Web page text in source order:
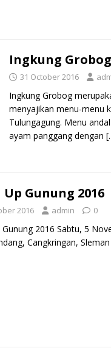
Ingkung Grobog
31 October 2016
Ingkung Grobog
menyajikan menu-menu
Tulungagung. Menu
ayam panggang dengan
Gunung 2016
2016 admin 0
Gunung 2016 Sabtu, 5
Cangkringan,